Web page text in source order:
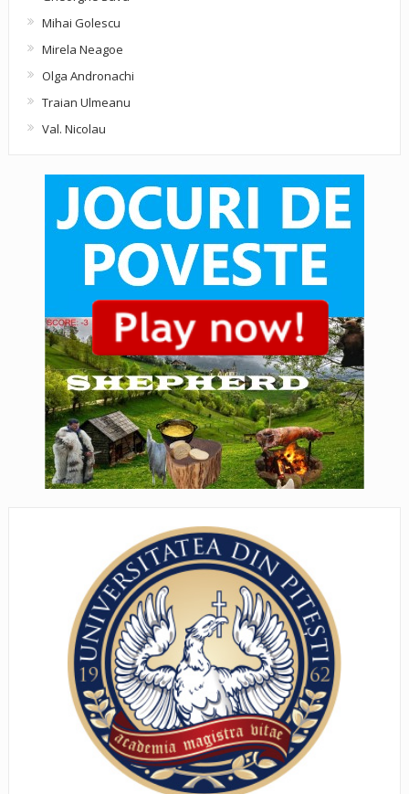
Mihai Golescu
Mirela Neagoe
Olga Andronachi
Traian Ulmeanu
Val. Nicolau